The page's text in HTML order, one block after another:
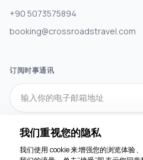
+90 5073575894
booking@crossroadstravel.com
订阅时事通讯
社交媒体
我们重视您的隐私
我们使用 cookie 来增强您的浏览体验